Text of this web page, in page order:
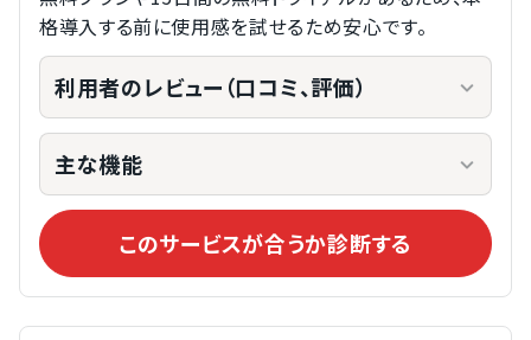
格導入する前に使用感を試せるため安心です。
利用者のレビュー（口コミ、評価）
主な機能
このサービスが合うか診断する